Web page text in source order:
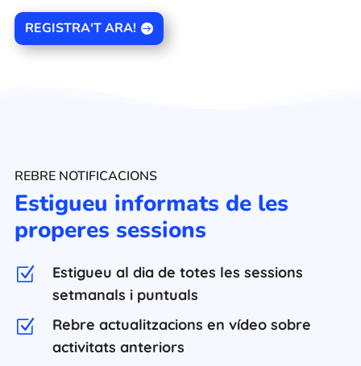
REGISTRA'T ARA!
REBRE NOTIFICACIONS
Estigueu informats de les
properes sessions
Z
Estigueu al dia de totes les sessions
setmanals i puntuals
Z
Rebre actualitzacions en vídeo sobre
activitats anteriors